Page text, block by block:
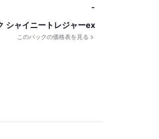
-
シャイニートレジャーex
このパックの価格表を見る